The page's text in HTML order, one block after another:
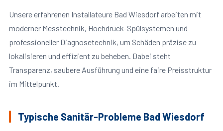
Unsere erfahrenen Installateure Bad Wiesdorf arbeiten mit
moderner Messtechnik, Hochdruck-Spülsystemen und
professioneller Diagnosetechnik, um Schäden präzise zu
lokalisieren und effizient zu beheben. Dabei steht
Transparenz, saubere Ausführung und eine faire Preisstruktur
im Mittelpunkt.
Typische Sanitär-Probleme Bad Wiesdorf